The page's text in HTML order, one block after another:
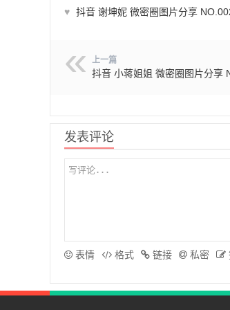
♥ 抖音 谢坤妮 微密圈图片分享 NO.002期
上一篇
抖音 小蒋姐姐 微密圈图片分享
发表评论
表情 格式 链接 私密